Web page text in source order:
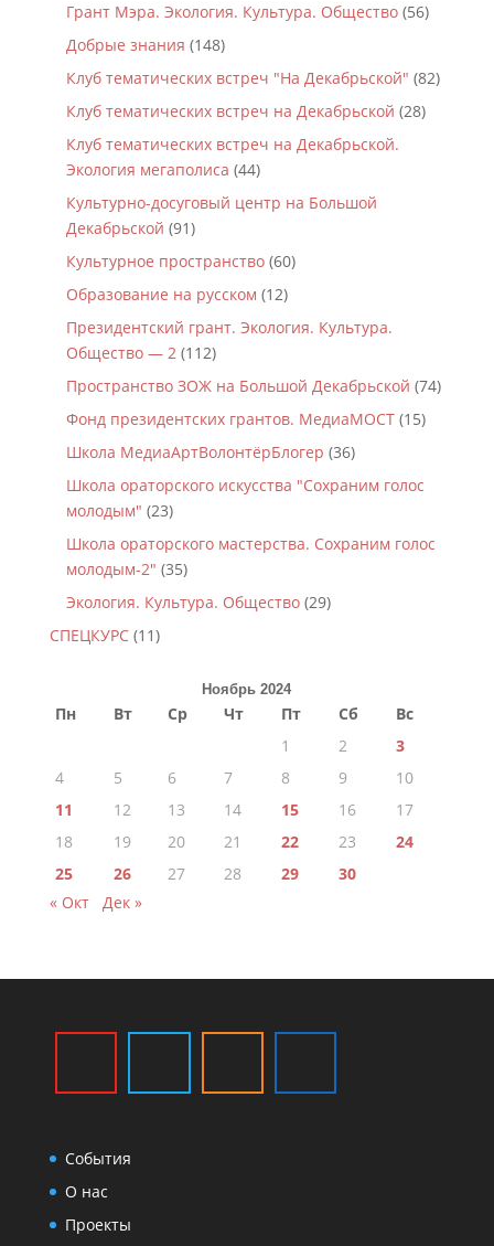
Грант Мэра. Экология. Культура. Общество(56)
Добрые знания (148)
Клуб тематических встреч "На Декабрьской" (82)
Клуб тематических встреч на Декабрьской (28)
Клуб тематических встреч на Декабрьской.
Экология мегаполиса (44)
Культурно-досуговый центр на Большой
Декабрьской (91)
Культурное пространство(60)
Образование на русском (12)
Президентский грант. Экология. Культура.
Общество — 2(112)
Пространство ЗОЖ на Большой Декабрьской (74)
Фонд президентских грантов. МедиаМОСТ(15)
Школа МедиаАртВолонтёрБлогер (36)
Школа ораторского искусства "Сохраним голос
молодым" (23)
Школа ораторского мастерства. Сохраним голос
молодым-2" (35)
Экология. Культура. Общество(29)
СПЕЦКУРС(11)
Ноябрь 2024
Пн Вт Ср Чт Пт Сб
Вс
1
2
3
4
5 6 7 8 9
10
11
12 13 14 15 16
17
18
19 20 21 22 23
24
25
26 27 28 29
30
« Окт
Дек »
События
О нас
Проекты